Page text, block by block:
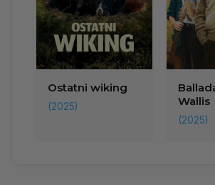
Ostatni wiking
(2025)
Wallis
(2025)